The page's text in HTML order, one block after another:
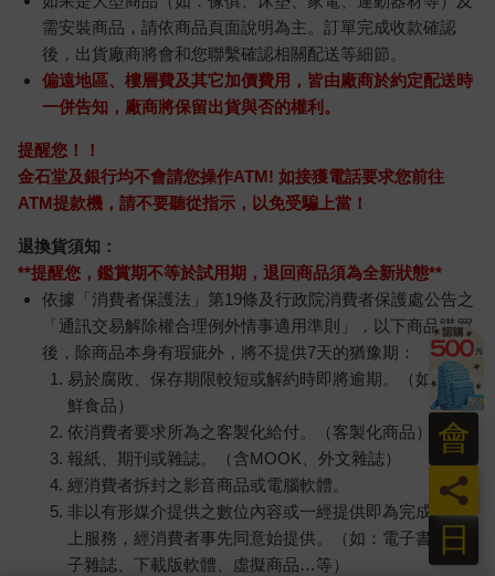
需安裝商品，請依商品頁面說明為主。訂單完成收款確認
後，出貨廠商將會和您聯繫確認相關配送等細節。
偏遠地區、樓層費及其它加價費用，皆由廠商於約定配送時
一併告知，廠商將保留出貨與否的權利。
提醒您！！
金石堂及銀行均不會請您操作ATM! 如接獲電話要求您前往
ATM提款機，請不要聽從指示，以免受騙上當！
退換貨須知：
**提醒您，鑑賞期不等於試用期，退回商品須為全新狀態**
依據「消費者保護法」第19條及行政院消費者保護處公告之
「通訊交易解除權合理例外情事適用準則」，以下商品購買
後，除商品本身有瑕疵外，將不提供7天的猶豫期：
易於腐敗、保存期限較短或解約時即將逾期。（如：生
鮮食品）
依消費者要求所為之客製化給付。（客製化商品）
報紙、期刊或雜誌。（含MOOK、外文雜誌）
經消費者拆封之影音商品或電腦軟體。
非以有形媒介提供之數位內容或一經提供即為完成之線
上服務，經消費者事先同意始提供。（如：電子書、電
子雜誌、下載版軟體、虛擬商品…等）
日
員
會